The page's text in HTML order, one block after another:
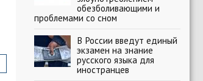
обезболивающими и
проблемами со сном
В России введут единый
экзамен на знание
русского языка для
иностранцев